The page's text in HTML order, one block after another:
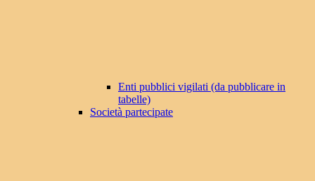
Enti pubblici vigilati (da pubblicare in
tabelle)
Società partecipate